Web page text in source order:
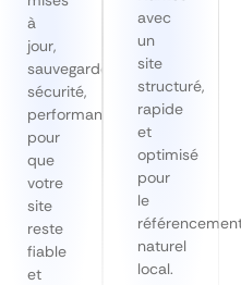
à
jour,
sauvegardes,
sécurité,
performance…
pour
que
votre
site
reste
fiable
et
avec
un
site
structuré,
rapide
et
optimisé
pour
le
naturel
local.